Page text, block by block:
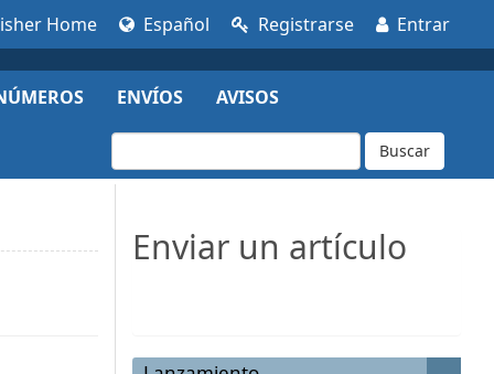
Home Español Registrarse Entrar
ENVÍOS AVISOS
Buscar
Enviar un artículo